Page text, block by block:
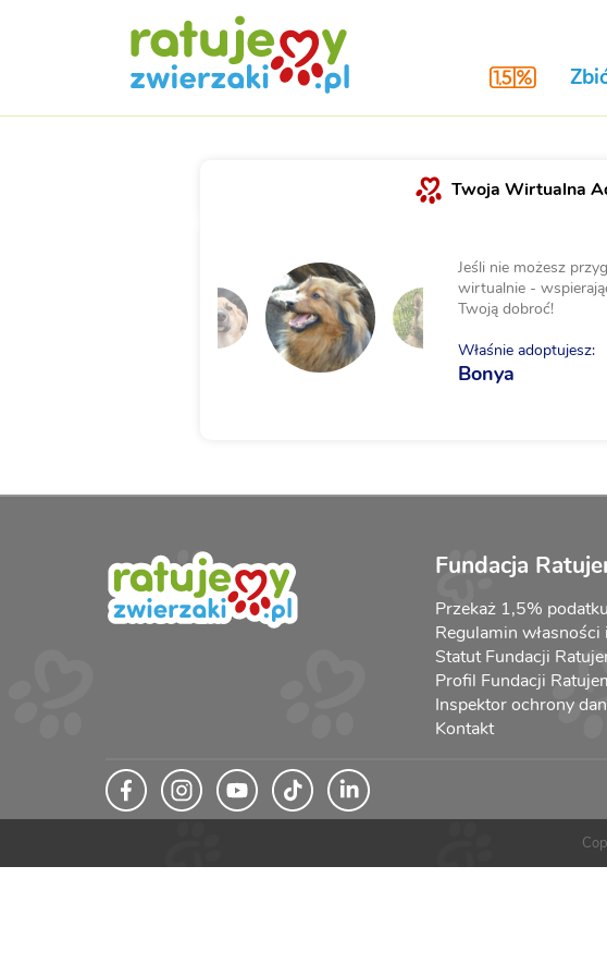
Twoja Wirtualna
Jeśli nie możesz
wirtualnie -
Twoją dobroć!
Właśnie adoptujesz:
Bonya
Fundacja
Przekaż 1,5% podatku
Regulamin
Statut Fundacji
Profil Fundacji
Inspektor ochrony
Kontakt